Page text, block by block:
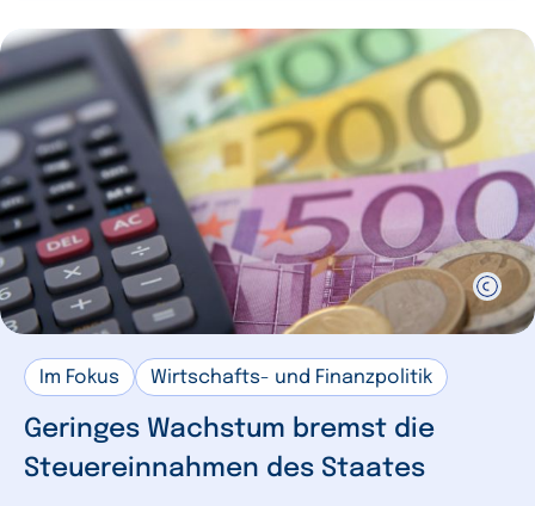
Im Fokus Wirtschafts- und Finanzpolitik
Geringes Wachstum bremst die
Steuereinnahmen des Staates